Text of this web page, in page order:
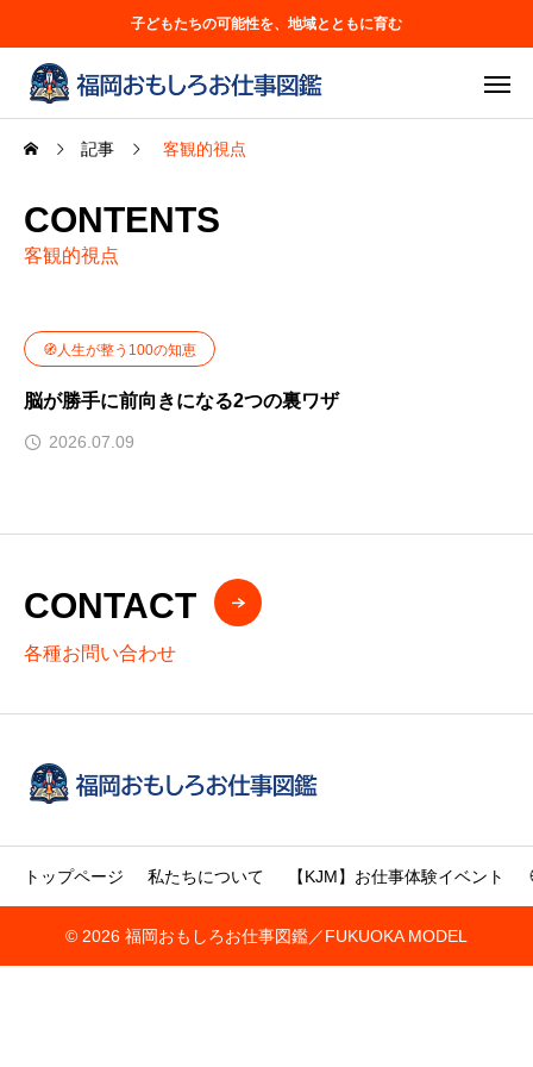
子どもたちの可能性を、地域とともに育む
記事 客観的視点
CONTENTS
客観的視点
🧭人生が整う100の知恵
脳が勝手に前向きになる2つの裏ワザ
2026.07.09
CONTACT
各種お問い合わせ
トップページ 私たちについて 【KJM】お仕事体験イベント
© 2026 福岡おもしろお仕事図鑑／FUKUOKA MODEL